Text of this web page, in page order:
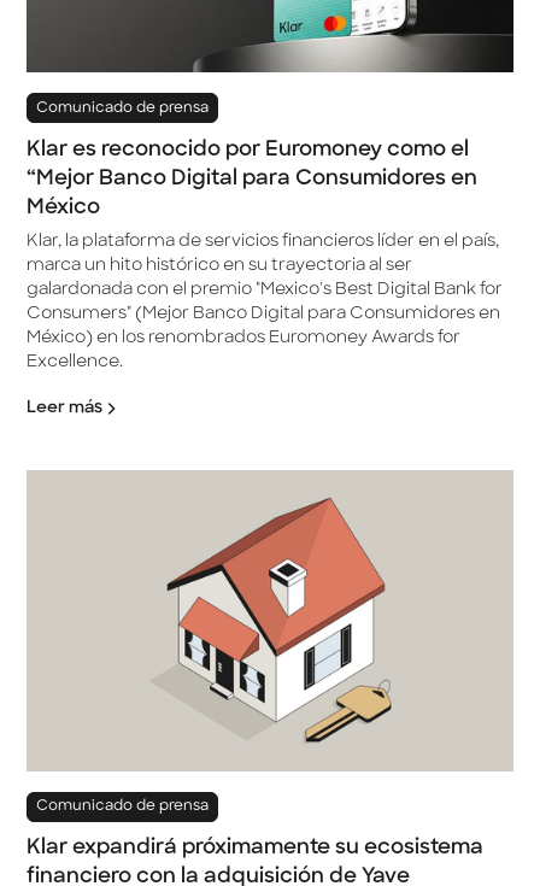
Comunicado de prensa
Klar es reconocido por Euromoney como el
“Mejor Banco Digital para Consumidores en
México
Klar, la plataforma de servicios financieros líder en el país,
marca un hito histórico en su trayectoria al ser
galardonada con el premio "Mexico's Best Digital Bank for
Consumers" (Mejor Banco Digital para Consumidores en
México) en los renombrados Euromoney Awards for
Excellence.
Leer más
Comunicado de prensa
Klar expandirá próximamente su ecosistema
financiero con la adquisición de Yave